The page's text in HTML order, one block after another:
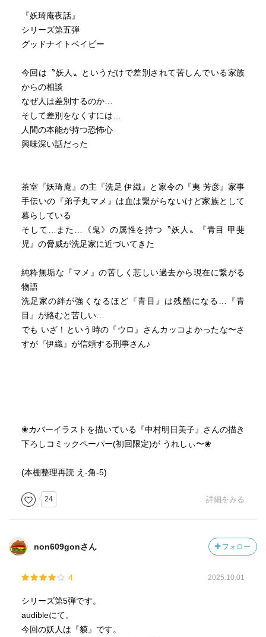
遅れにならないうちに洗足達のお陰で救われたと思い込ん
でいました。
そうか、そういう事か…。(相変わらず語彙力が破壊されて
いるようです)
本作でマメ君と甲藤の距離がぐっと近付くのですが、その
件に関しても色々と考えさせられるものがありました。
甲藤の過去はまだそこまで詳しく出ていないのですが、両
マメくんにとって脇坂は大事な親友である事には変わらな
いのですが、時々育ちの違いから分かって貰えないだろう
なと思ってしまうというマメ君。
ですが洗足は、マメ君には逆に立場の違う脇坂の、のほほ
んとしたお坊ちゃん要素が必要だと言います。
えない事も多いと思いますが、余裕を持ってこちらの身を
案じてくれる脇坂のような存在も救いです。
この辺の事は私情により少し経験済なので、マメ君がどう
か2人と絆を深めて救われますようにと願わずにはいられま
せんでした。
奥様方がイケメン達にキャッキャしていたのと同じ巻なの
かこれ…。
いつも度々挟まれる一人称視点のパート。今回が1番良く出
が決壊しました。(いつもだけど)
す。
『カッコーの巣の上で』が上映されようとする中「あれは
この質問に私も暫く考え込んでしまいました。どの立場で
考えるかに寄って変わるエンド。青目はどう思っているん
だろう。
『妖琦庵夜話』
シリーズ第五弾
グッドナイトベイビー
今回は〝妖人〟というだけで差別されて苦しんでいる家族
からの相談
なぜ人は差別するのか…
そして差別をなくすには…
人間の本能が持つ恐怖心
興味深い話だった
茶室『妖琦庵』の主『洗足 伊織』と家令の『夷 芳彦』家事
手伝いの『弟子丸マメ』は血は繋がらないけど家族として
暮らしている
そして…また…《鬼》の属性を持つ〝妖人〟『青目 甲斐
児』の脅威が洗足家に近づいてきた
純粋無垢な『マメ』の苦しく悲しい過去から現在に繋がる
物語
洗足家の絆が強くなるほど『青目』は残酷になる…『青
目』が絡むと苦しい…
でも いざ！という時の『ウロ』さんカッコよかったな〜さ
すが『伊織』が信頼する刑事さん♪
❀カバーイラストを描いている『中村明日美子』さんの描き
下ろしコミックペーパー(初回限定)が うれしぃ〜❀
(本棚整理再読 え-角-5)
24 詳細をみる
non609gonさん フォロー
4 2025.10.01
シリーズ第5弾です。
audibleにて。
今回の妖人は『貘』です。